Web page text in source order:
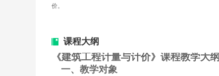
价。
课程大纲
《建筑工程计量与计价》课程教学大纲
一、教学对象